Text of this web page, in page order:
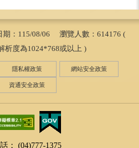
期：115/08/06 瀏覽人數：614176 (
析度為1024*768或以上 )
隱私權政策 網站安全政策
資通安全政策
： (04)777-1375